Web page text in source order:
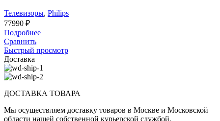
Телевизоры, Philips
77990 ₽
Подробнее
Сравнить
Быстрый просмотр
Доставка
ДОСТАВКА ТОВАРА
Мы осуществляем доставку товаров в Москве и Московской
области нашей собственной курьерской службой.